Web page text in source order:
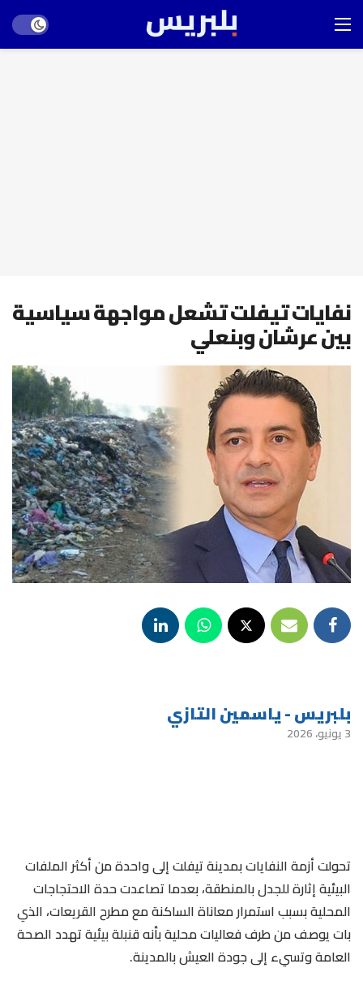
mode
نفايات تيفلت تشعل مواجهة سياسية
بين عرشان وبنعلي
بلبريس - ياسمين التازي
3 يونيو، 2026
تحولت أزمة النفايات بمدينة تيفلت إلى واحدة من أكثر الملفات
البيئية إثارة للجدل بالمنطقة، بعدما تصاعدت حدة الاحتجاجات
المحلية بسبب استمرار معاناة الساكنة مع مطرح القريعات، الذي
بات يوصف من طرف فعاليات محلية بأنه قنبلة بيئية تهدد الصحة
العامة وتسيء إلى جودة العيش بالمدينة.